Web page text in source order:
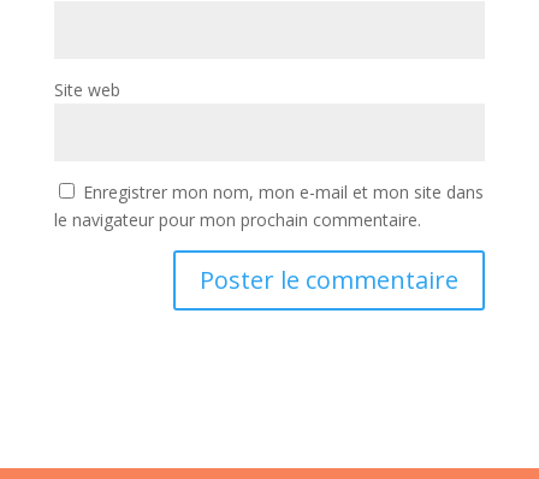
Site web
Enregistrer mon nom, mon e-mail et mon site dans
le navigateur pour mon prochain commentaire.